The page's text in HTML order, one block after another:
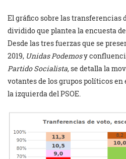
El gráfico sobre las transferencias
dividido que plantea la encuesta
Desde las tres fuerzas que se
2019, Unidas Podemosy
Partido Socialista,se detalla la
votantes de los grupos políticos
la izquierda del PSOE.